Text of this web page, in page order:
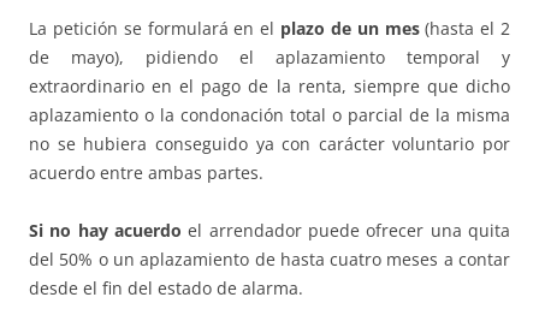
La petición se formulará en el plazo de un mes(hasta el 2
de mayo), pidiendo el aplazamiento temporal y
extraordinario en el pago de la renta, siempre que dicho
aplazamiento o la condonación total o parcial de la misma
no se hubiera conseguido ya con carácter voluntario por
acuerdo entre ambas partes.
Si no hay acuerdo el arrendador puede ofrecer una quita
del 50% o un aplazamiento de hasta cuatro meses a contar
desde el fin del estado de alarma.